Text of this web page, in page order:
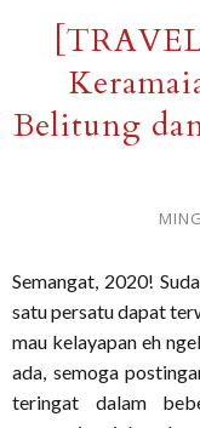
Belitung
Semangat, 2020!
satu persatu dapat
mau kelayapan eh
ada, semoga
teringat dalam